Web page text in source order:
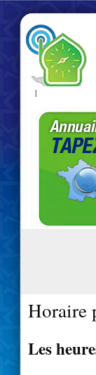
|
Horaire
Les